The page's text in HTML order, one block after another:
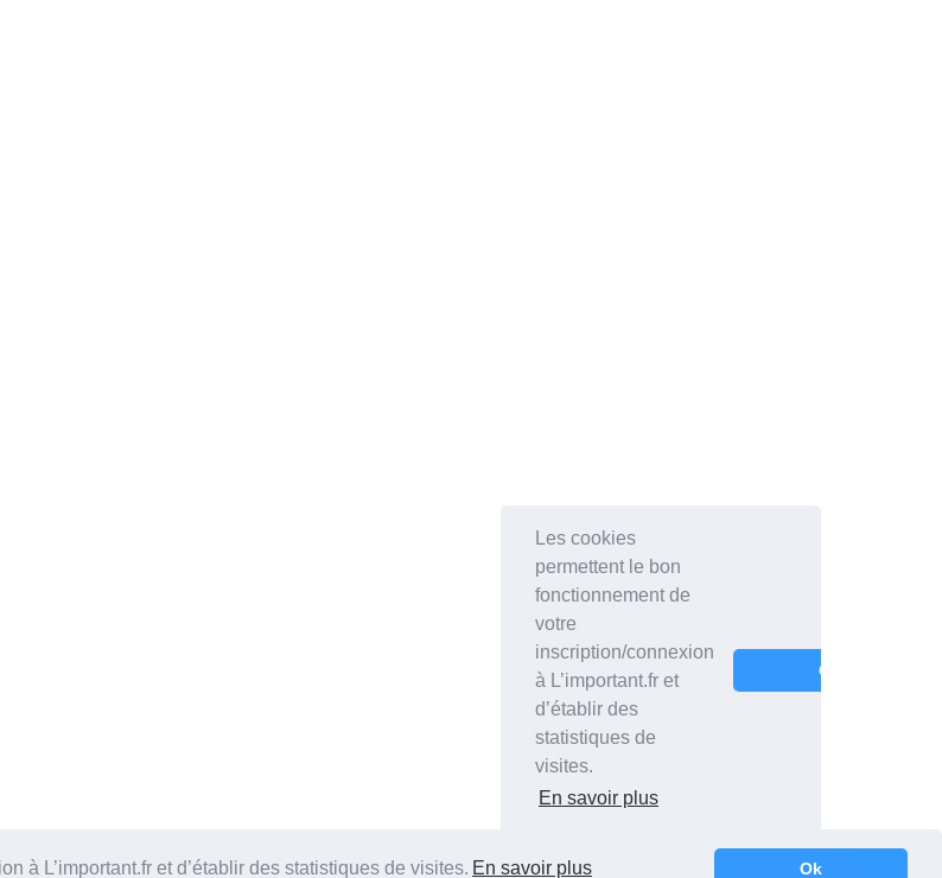
à L’important.fr et d’établir des statistiques de visites. En savoir plus Ok